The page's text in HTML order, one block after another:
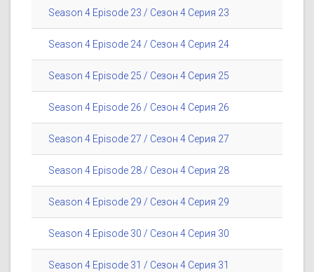
Season 4 Episode 23 / Сезон 4 Серия 23
Season 4 Episode 24 / Сезон 4 Серия 24
Season 4 Episode 25 / Сезон 4 Серия 25
Season 4 Episode 26 / Сезон 4 Серия 26
Season 4 Episode 27 / Сезон 4 Серия 27
Season 4 Episode 28 / Сезон 4 Серия 28
Season 4 Episode 29 / Сезон 4 Серия 29
Season 4 Episode 30 / Сезон 4 Серия 30
Season 4 Episode 31 / Сезон 4 Серия 31